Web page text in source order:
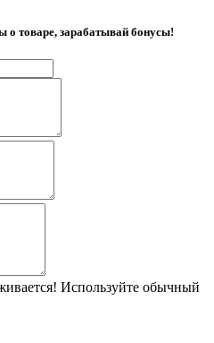
о товаре, зарабатывай бонусы!
Используйте обычный